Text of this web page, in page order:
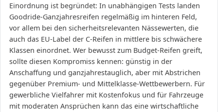
Einordnung ist begründet: In unabhängigen Tests landen
Goodride-Ganzjahresreifen regelmäßig im hinteren Feld,
vor allem bei den sicherheitsrelevanten Nässewerten, die
auch das EU-Label der C-Reifen in mittlere bis schwächere
Klassen einordnet. Wer bewusst zum Budget-Reifen greift,
sollte diesen Kompromiss kennen: günstig in der
Anschaffung und ganzjahrestauglich, aber mit Abstrichen
gegenüber Premium- und Mittelklasse-Wettbewerbern. Für
gewerbliche Vielfahrer mit Kostenfokus und für Fahrzeuge
mit moderaten Ansprüchen kann das eine wirtschaftliche